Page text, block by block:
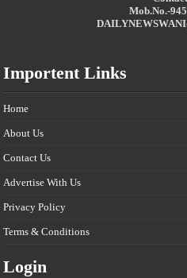
Mob.No.-
Importent Links
Home
About Us
Contact Us
Advertise With Us
Privacy Policy
Terms & Conditions
Login